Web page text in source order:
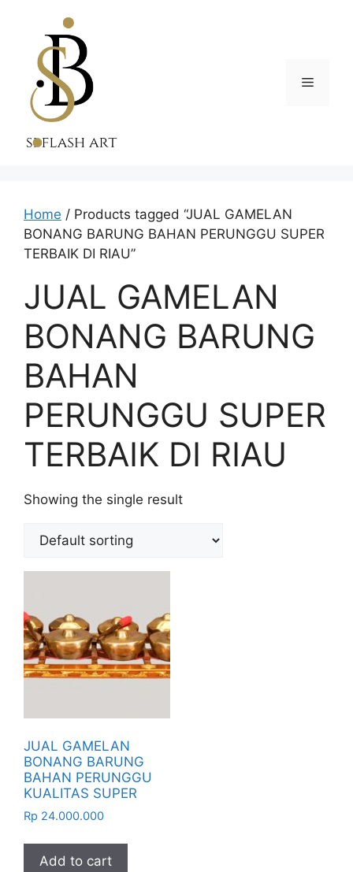
content
Menu
Home / Products tagged “JUAL GAMELAN
BONANG BARUNG BAHAN PERUNGGU SUPER
TERBAIK DI RIAU”
JUAL GAMELAN
BONANG BARUNG
BAHAN
PERUNGGU SUPER
TERBAIK DI RIAU
Showing the single result
JUAL GAMELAN
BONANG BARUNG
BAHAN PERUNGGU
KUALITAS SUPER
Rp 24.000.000
Add to cart